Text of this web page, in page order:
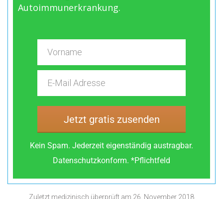
Autoimmunerkrankung.
Jetzt gratis zusenden
Kein Spam. Jederzeit eigenständig austragbar.
Datenschutzkonform. *Pflichtfeld
Zuletzt medizinisch überprüft am 26. November 2018